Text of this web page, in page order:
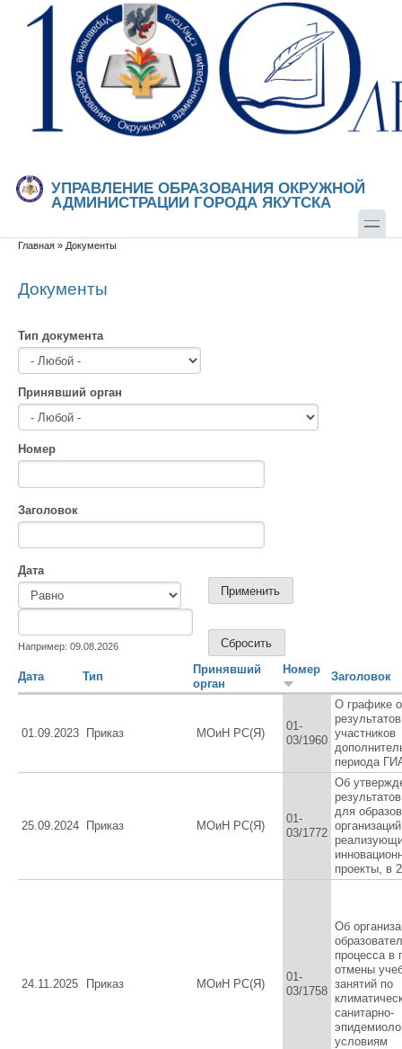
Перейти к основному содержанию
Skip to search
УПРАВЛЕНИЕ ОБРАЗОВАНИЯ ОКРУЖНОЙ
АДМИНИСТРАЦИИ ГОРОДА ЯКУТСКА
Вы здесь
Главная » Документы
Документы
Тип документа
Принявший орган
Номер
Заголовок
Дата
Например: 09.08.2026
Дата Тип
Принявший
орган
Номер
Заголовок
01.09.2023 Приказ МОиН РС(Я)
01-
03/1960
О графике
результатов
участников
периода
25.09.2024 Приказ МОиН РС(Я)
01-
03/1772
Об
для
проекты, в
24.11.2025 Приказ МОиН РС(Я)
01-
03/1758
Об
процесса в
отмены
занятий по
санитарно-
условиям